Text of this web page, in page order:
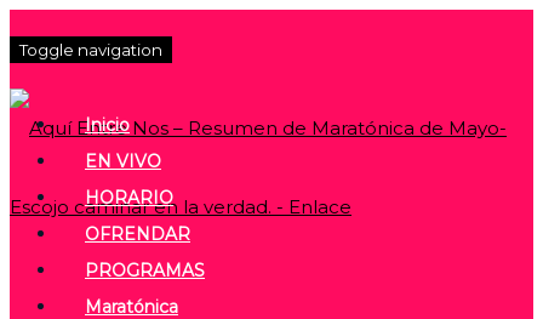
Toggle navigation
Inicio
EN VIVO
HORARIO
OFRENDAR
PROGRAMAS
Maratónica